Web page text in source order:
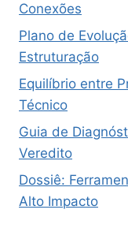
Conexões
Plano de
Estruturação
Equilíbrio entre
Técnico
Guia de
Veredito
Dossiê:
Alto Impacto